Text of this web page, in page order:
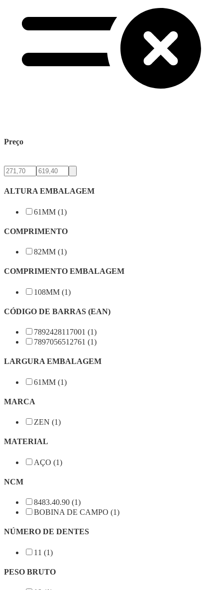
Preço
ALTURA EMBALAGEM
61MM (1)
COMPRIMENTO
82MM (1)
COMPRIMENTO EMBALAGEM
108MM (1)
CÓDIGO DE BARRAS (EAN)
7892428117001 (1)
7897056512761 (1)
LARGURA EMBALAGEM
61MM (1)
MARCA
ZEN (1)
MATERIAL
AÇO (1)
NCM
8483.40.90 (1)
BOBINA DE CAMPO (1)
NÚMERO DE DENTES
11 (1)
PESO BRUTO